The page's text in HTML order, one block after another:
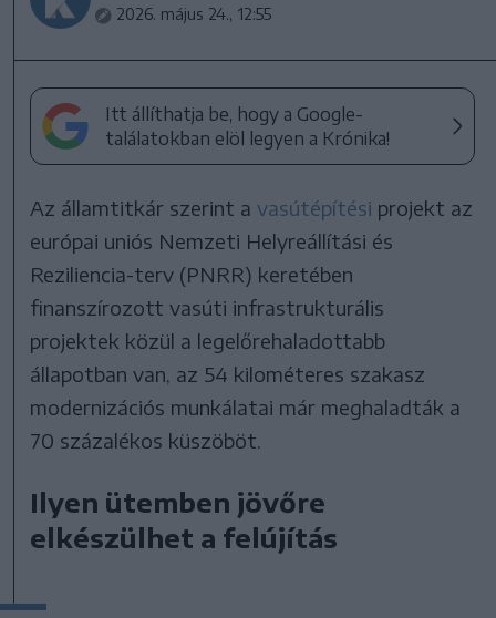
2026. május 24., 12:55
Itt állíthatja be, hogy a Google-
találatokban elöl legyen a Krónika!
Az államtitkár szerint avasútépítési projekt az
európai uniós Nemzeti Helyreállítási és
Reziliencia-terv (PNRR) keretében
finanszírozott vasúti infrastrukturális
projektek közül a legelőrehaladottabb
állapotban van, az 54 kilométeres szakasz
modernizációs munkálatai már meghaladták a
70 százalékos küszöböt.
Ilyen ütemben jövőre
elkészülhet a felújítás